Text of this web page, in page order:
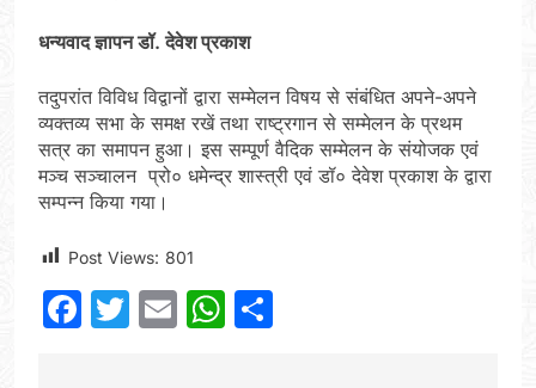
धन्यवाद ज्ञापन डॉ. देवेश प्रकाश
तदुपरांत विविध विद्वानों द्वारा सम्मेलन विषय से संबंधित अपने-अपने
व्यक्तव्य सभा के समक्ष रखें तथा राष्ट्रगान से सम्मेलन के प्रथम
सत्र का समापन हुआ। इस सम्पूर्ण वैदिक सम्मेलन के संयोजक एवं
मञ्च सञ्चालन प्रो० धमेन्द्र शास्त्री एवं डॉ० देवेश प्रकाश के द्वारा
सम्पन्न किया गया।
Post Views: 801
Facebook
Twitter
EmailWhatsApp